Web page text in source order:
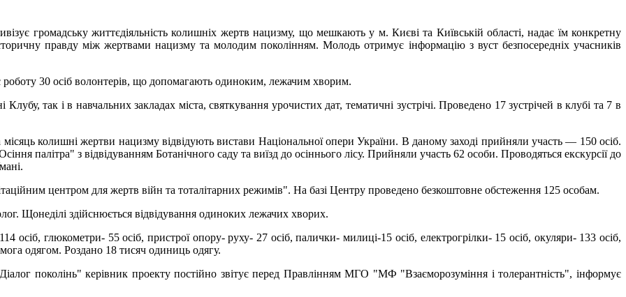
громадську життєдіяльність колишніх жертв нацизму, що мешкають у м. Києві та Київській області, надає їм конкретну
правду між жертвами нацизму та молодим поколінням. Молодь отримує інформацію з вуст безпосередніх учасників
30 осіб волонтерів, що допомагають одиноким, лежачим хворим.
так і в навчальних закладах міста, святкування урочистих дат, тематичні зустрічі. Проведено 17 зустрічей в клубі та 7 в
колишні жертви нацизму відвідують вистави Національної опери України. В даному заході прийняли участь — 150 осіб.
палітра" з відвідуванням Ботанічного саду та виїзд до осіннього лісу. Прийняли участь 62 особи. Проводяться екскурсії до
центром для жертв війн та тоталітарних режимів". На базі Центру проведено безкоштовне обстеження 125 особам.
Щонеділі здійснюється відвідування одиноких лежачих хворих.
осіб, глюкометри- 55 осіб, пристрої опору- руху- 27 осіб, палички- милиці-15 осіб, електрогрілки- 15 осіб, окуляри- 133 осіб,
одягом. Роздано 18 тисяч одиниць одягу.
поколінь" керівник проекту постійно звітує перед Правлінням МГО "МФ "Взаєморозуміння і толерантність", інформує